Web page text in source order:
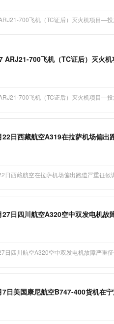
700飞机（TC证后）灭火机项目—
ARJ21-700飞机（TC证后）灭火
700飞机（TC证后）灭火机项目—投
日西藏航空A319在拉萨机场偏出
日西藏航空在拉萨机场偏出跑道严重征候
日四川航空A320空中双发电机故
日四川航空A320空中双发电机故障严重
日美国康尼航空B747-400货机在